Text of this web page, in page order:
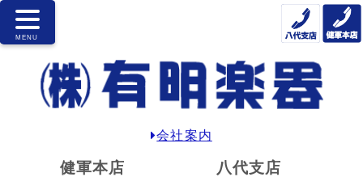
会社案内
健軍本店 八代支店